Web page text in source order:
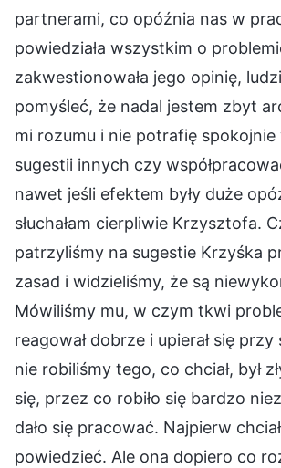
partnerami, co opóźnia nas w
powiedziała wszystkim o
zakwestionowała jego opinię,
pomyśleć, że nadal jestem zbyt
mi rozumu i nie potrafię spokojnie
sugestii innych czy
nawet jeśli efektem były duże
słuchałam cierpliwie Krzysztofa.
patrzyliśmy na sugestie Krzyśka
zasad i widzieliśmy, że są
Mówiliśmy mu, w czym tkwi
reagował dobrze i upierał się przy
nie robiliśmy tego, co chciał, był
się, przez co robiło się bardzo
dało się pracować. Najpierw
powiedzieć. Ale ona dopiero co